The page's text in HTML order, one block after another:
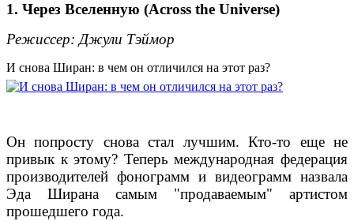
1. Через Вселенную (Across the Universe)
Режиссер: Джули Тэймор
И снова Ширан: в чем он отличился на этот раз?
Он попросту снова стал лучшим. Кто-то еще не
привык к этому? Теперь международная федерация
производителей фонограмм и видеограмм назвала
Эда Ширана самым "продаваемым" артистом
прошедшего года.